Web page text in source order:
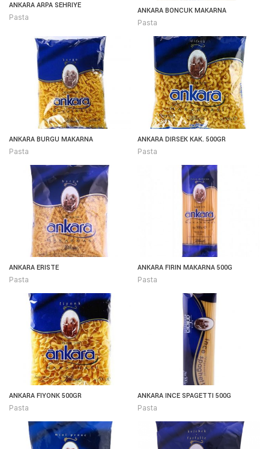
ANKARA ARPA SEHRIYE
Pasta
ANKARA BONCUK MAKARNA
Pasta
ANKARA BURGU MAKARNA
Pasta
ANKARA DIRSEK KAK. 500GR
Pasta
ANKARA ERISTE
Pasta
ANKARA FIRIN MAKARNA 500G
Pasta
ANKARA FIYONK 500GR
Pasta
ANKARA INCE SPAGETTI 500G
Pasta